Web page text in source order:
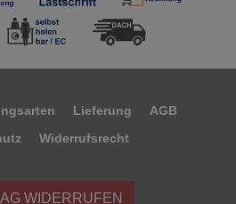
Lieferung
AGB
Widerrufsrecht
WIDERRUFEN